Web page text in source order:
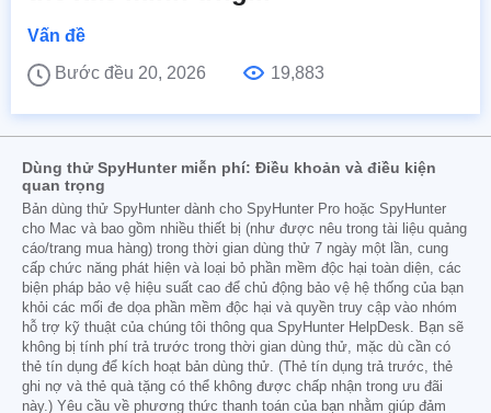
Vấn đề
Bước đều 20, 2026
19,883
Dùng thử SpyHunter miễn phí: Điều khoản và điều kiện
quan trọng
Bản dùng thử SpyHunter dành cho SpyHunter Pro hoặc SpyHunter
cho Mac và bao gồm nhiều thiết bị (như được nêu trong tài liệu quảng
cáo/trang mua hàng) trong thời gian dùng thử 7 ngày một lần, cung
cấp chức năng phát hiện và loại bỏ phần mềm độc hại toàn diện, các
biện pháp bảo vệ hiệu suất cao để chủ động bảo vệ hệ thống của bạn
khỏi các mối đe dọa phần mềm độc hại và quyền truy cập vào nhóm
hỗ trợ kỹ thuật của chúng tôi thông qua SpyHunter HelpDesk. Bạn sẽ
không bị tính phí trả trước trong thời gian dùng thử, mặc dù cần có
thẻ tín dụng để kích hoạt bản dùng thử. (Thẻ tín dụng trả trước, thẻ
ghi nợ và thẻ quà tặng có thể không được chấp nhận trong ưu đãi
này.) Yêu cầu về phương thức thanh toán của bạn nhằm giúp đảm